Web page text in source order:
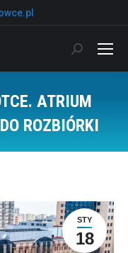
Szukaj:
ATRIUM
ROZBIÓRKI
STY
18